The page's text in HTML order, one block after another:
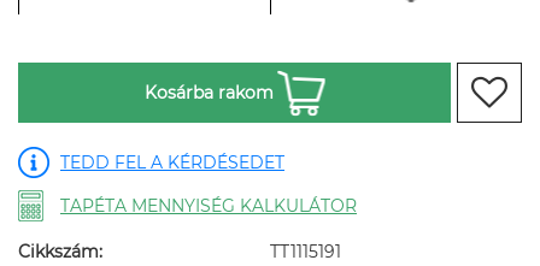
Kosárba rakom
TEDD FEL A KÉRDÉSEDET
TAPÉTA MENNYISÉG KALKULÁTOR
Cikkszám: TT1115191